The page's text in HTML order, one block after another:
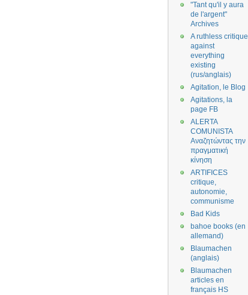
"Tant qu'il y aura
de l'argent"
Archives
A ruthless critique
against
everything
existing
(rus/anglais)
Agitation, le Blog
Agitations, la
page FB
ALERTA
COMUNISTA
Αναζητώντας την
πραγματική
κίνηση
ARTIFICES
critique,
autonomie,
communisme
Bad Kids
bahoe books (en
allemand)
Blaumachen
(anglais)
Blaumachen
articles en
français HS